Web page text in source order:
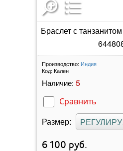
Браслет с
Производство: Индия
Код: Кален
Наличие: 5
Сравнить
Размер:
6 100 руб.